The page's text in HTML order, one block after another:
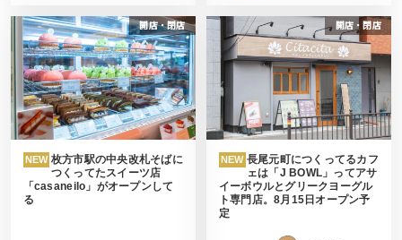
開店・閉店
NEW 枚方市駅の中央改札そばに
つくってたスイーツ店
「casaneilo」がオープンして
る
開店・閉店
NEW 長尾元町につくってるカフ
ェは「J BOWL」ってアサ
イーボウルとグリークヨーグル
ト専門店。8月15日オープン予
定